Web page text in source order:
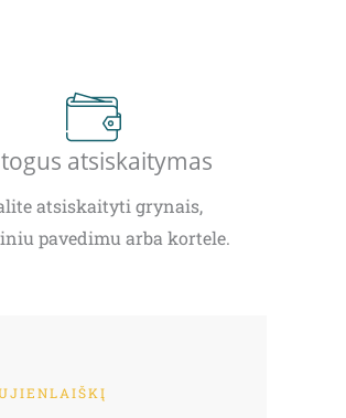
atsiskaitymas
atsiskaityti grynais,
pavedimu arba kortele.